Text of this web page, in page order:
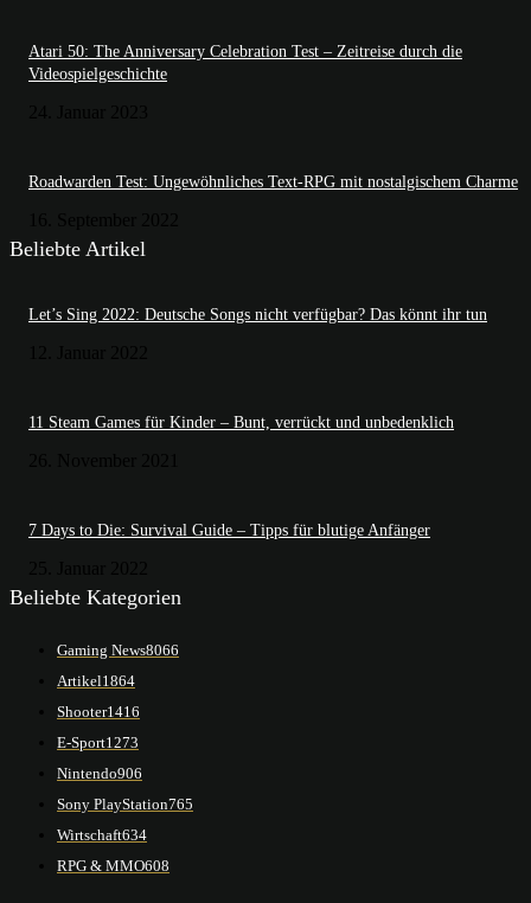
Atari 50: The Anniversary Celebration Test – Zeitreise durch die
Videospielgeschichte
Roadwarden Test: Ungewöhnliches Text-RPG mit nostalgischem Charme
Beliebte Artikel
Let’s Sing 2022: Deutsche Songs nicht verfügbar? Das könnt ihr tun
11 Steam Games für Kinder – Bunt, verrückt und unbedenklich
7 Days to Die: Survival Guide – Tipps für blutige Anfänger
Beliebte Kategorien
Gaming News8066
Artikel1864
Shooter1416
E-Sport1273
Nintendo906
Sony PlayStation765
Wirtschaft634
RPG & MMO608